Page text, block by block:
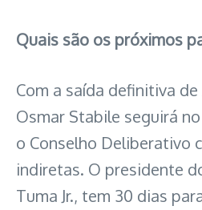
Quais são os próximos
Com a saída definitiva
Osmar Stabile seguirá
o Conselho Deliberativo
indiretas. O presidente
Tuma Jr., tem 30 dias